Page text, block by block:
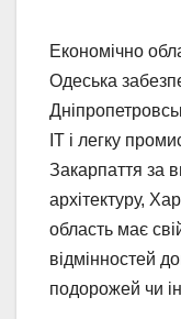
Економічно
Одеська
IT і легку
Закарпаття за
архітектуру,
область має
відмінностей
подорожей чи